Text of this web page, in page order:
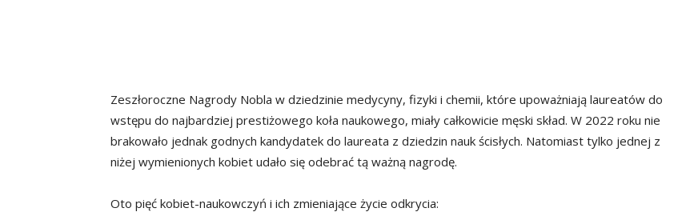
Zeszłoroczne Nagrody Nobla w dziedzinie medycyny, fizyki i chemii, które upoważniają laureatów do
wstępu do najbardziej prestiżowego koła naukowego, miały całkowicie męski skład. W 2022 roku nie
brakowało jednak godnych kandydatek do laureata z dziedzin nauk ścisłych. Natomiast tylko jednej z
niżej wymienionych kobiet udało się odebrać tą ważną nagrodę.
Oto pięć kobiet-naukowczyń i ich zmieniające życie odkrycia: